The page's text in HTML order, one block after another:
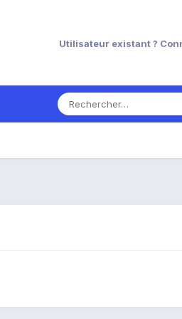
Utilisateur existant ?